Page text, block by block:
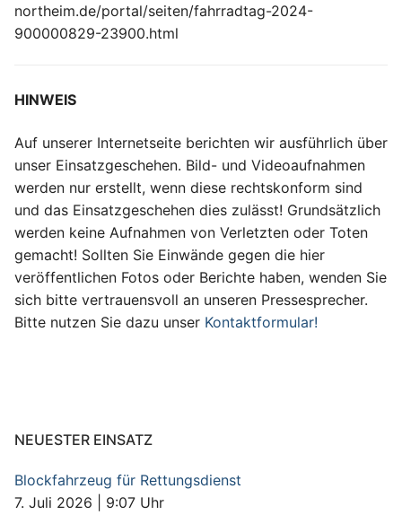
northeim.de/portal/seiten/fahrradtag-2024-
900000829-23900.html
HINWEIS
Auf unserer Internetseite berichten wir ausführlich über
unser Einsatzgeschehen. Bild- und Videoaufnahmen
werden nur erstellt, wenn diese rechtskonform sind
und das Einsatzgeschehen dies zulässt! Grundsätzlich
werden keine Aufnahmen von Verletzten oder Toten
gemacht! Sollten Sie Einwände gegen die hier
veröffentlichen Fotos oder Berichte haben, wenden Sie
sich bitte vertrauensvoll an unseren Pressesprecher.
Bitte nutzen Sie dazu unser Kontaktformular!
NEUESTER EINSATZ
Blockfahrzeug für Rettungsdienst
7. Juli 2026
9:07 Uhr